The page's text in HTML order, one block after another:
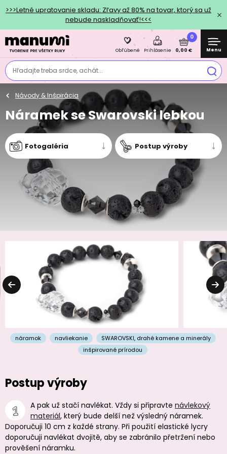
>>>Letné upratovanie skladu: Zľavy až 80% na tovar, ktorý sa už
nebude naskladňovať!<<<
Hľadajte treba srdce, achát...
Obľúbené Prihlásenie
0
0,00 € Menu
Návody & Inšpirácia
Náramek se Swarovski lebkou
Fotogaléria Postup výroby
náramok navliekanie SWAROVSKI, drahé kamene a minerály
inšpirované prírodou
Postup výroby
A pak už stačí navlékat. Vždy si připravte návlekový
materiál, který bude delší než výsledný náramek.
Doporučuji 10 cm z každé strany. Při použití elastické lycry
doporučuji navlékat dvojitě, aby se zabránilo přetržení nebo
prověšení náramku.